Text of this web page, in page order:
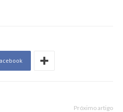
Próximo artigo